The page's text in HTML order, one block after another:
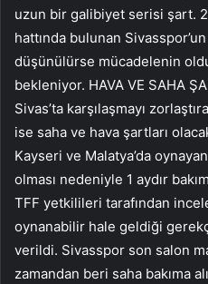
uzun bir galibiyet serisi şart.
hattında bulunan
düşünülürse mücadelenin
bekleniyor. HAVA VE SAHA
Sivas’ta karşılaşmayı
ise saha ve hava şartları
Kayseri ve Malatya’da
olması nedeniyle 1 aydır
TFF yetkilileri tarafından
oynanabilir hale geldiği
verildi. Sivasspor son salon
zamandan beri saha bakıma